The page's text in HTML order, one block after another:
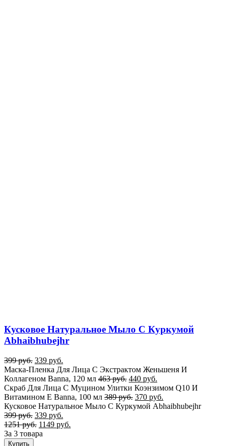
Кусковое Натуральное Мыло С Куркумой
Abhaibhubejhr
399руб. 339 руб.
Маска-Пленка Для Лица С Экстрактом Женьшеня И
Коллагеном Banna, 120 мл 463руб. 440 руб.
Cкраб Для Лица С Муцином Улитки Коэнзимом Q10 И
Витамином E Banna, 100 мл 389руб. 370 руб.
Кусковое Натуральное Мыло С Куркумой Abhaibhubejhr
399руб. 339 руб.
1251руб. 1149 руб.
За 3 товара
Купить